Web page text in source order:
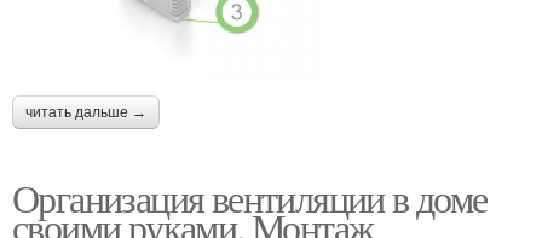
читать дальше →
Организация вентиляции в доме
своими руками. Монтаж